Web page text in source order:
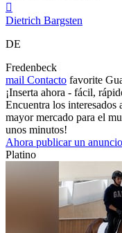

Dietrich Bargsten
DE
Fredenbeck
mail Contacto favorite
¡Inserta ahora - fácil,
Encuentra los interesados
mayor mercado para el
unos minutos!
Ahora publicar un
Platino